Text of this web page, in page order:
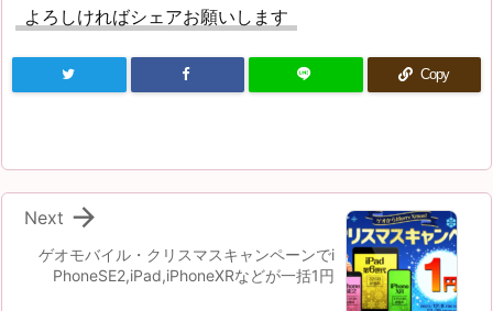
よろしければシェアお願いします
Copy
ゲオモバイル・クリスマスキャンペーンでi
PhoneSE2,iPad,iPhoneXRなどが一括1円

Next